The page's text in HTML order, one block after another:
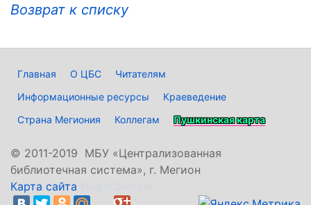
Возврат к списку
Главная О ЦБС
Читателям
Информационные ресурсы
Краеведение
Страна Мегиония
Коллегам Пушкинская карта
© 2011-2019 МБУ «Централизованная
библиотечная система», г. Мегион
Карта сайта